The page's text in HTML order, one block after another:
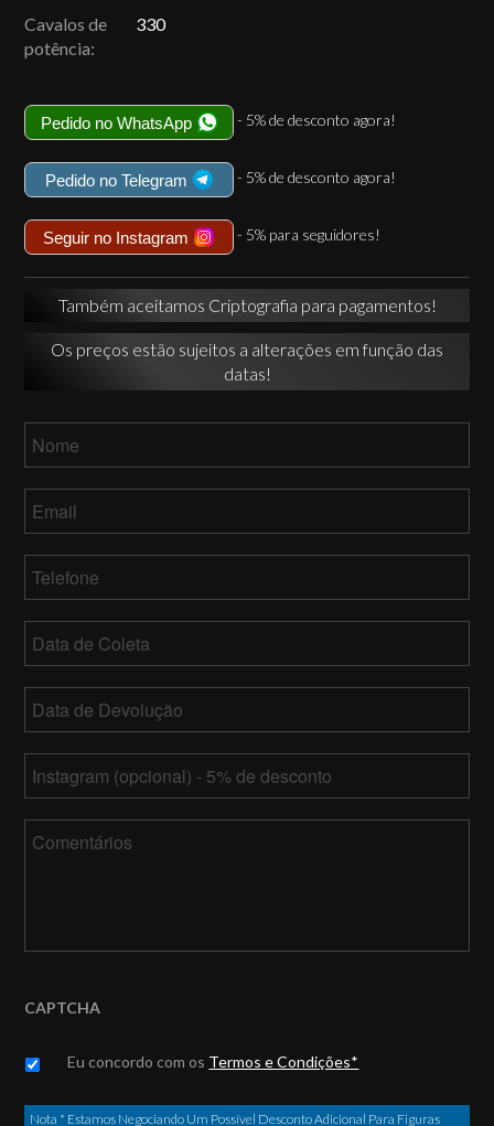
Cavalos de
potência:
330
Pedido no WhatsApp - 5% de desconto agora!
Pedido no Telegram - 5% de desconto agora!
Seguir no Instagram - 5% para seguidores!
Também aceitamos Criptografia para pagamentos!
Os preços estão sujeitos a alterações em função das
datas!
de
barra
barra
YY
de
barra
barra
YY
CAPTCHA
Untitled *
Eu concordo com os Termos e Condições*
Nota * Estamos Negociando Um Possível Desconto Adicional Para Figuras